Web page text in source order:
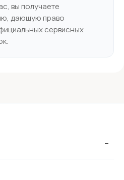
вы получаете
дающую право
сервисных
-